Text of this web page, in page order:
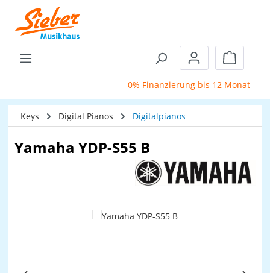
Zum Hauptinhalt springen
0% Finanzierung bis 12 Monate
Keys Digital Pianos Digitalpianos
Yamaha YDP-S55 B
Bildergalerie überspringen